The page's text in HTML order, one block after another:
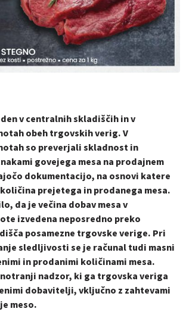
v centralnih skladiščih in v
obeh trgovskih verig. V
so preverjali skladnost in
govejega mesa na prodajnem
dokumentacijo, na osnovi katere
prejetega in prodanega mesa.
da je večina dobav mesa v
izvedena neposredno preko
posamezne trgovske verige. Pri
sledljivosti se je računal tudi masni
in prodanimi količinami mesa.
nadzor, ki ga trgovska veriga
dobavitelji, vključno z zahtevami
meso.